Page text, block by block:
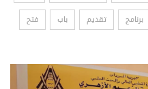
برنامج تقديم باب فتح